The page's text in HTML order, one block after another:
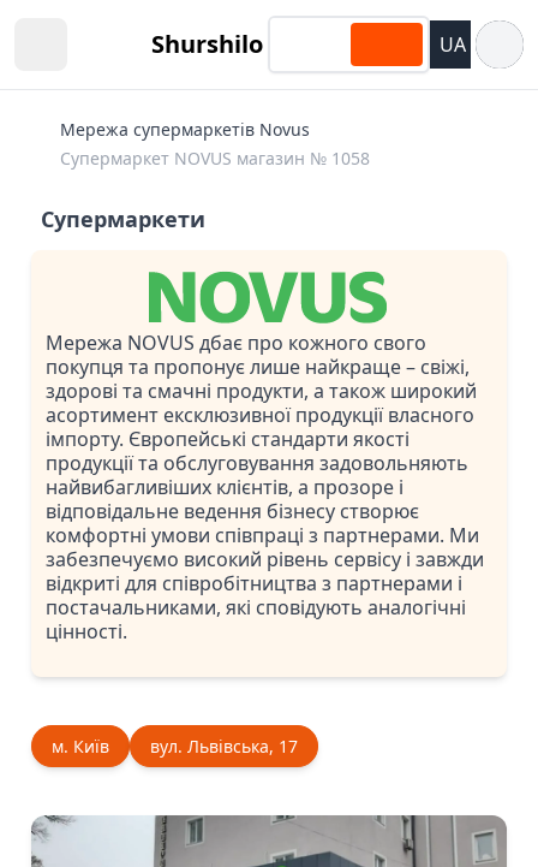
Shurshilo UA
Мережа супермаркетів Novus
Супермаркет NOVUS магазин № 1058
Супермаркети
Мережа NOVUS дбає про кожного свого
покупця та пропонує лише найкраще – свіжі,
здорові та смачні продукти, а також широкий
асортимент ексклюзивної продукції власного
імпорту. Європейські стандарти якості
продукції та обслуговування задовольняють
найвибагливіших клієнтів, а прозоре і
відповідальне ведення бізнесу створює
комфортні умови співпраці з партнерами. Ми
забезпечуємо високий рівень сервісу і завжди
відкриті для співробітництва з партнерами і
постачальниками, які сповідують аналогічні
цінності.
м. Київ вул. Львівська, 17